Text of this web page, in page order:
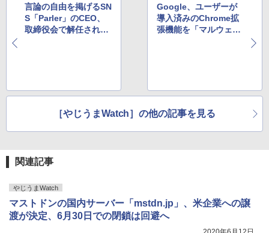
言論の自由を掲げるSN
S「Parler」のCEO、
取締役会で解任され
Google、ユーザーが
導入済みのChrome拡
張機能を「マルウェア
［やじうまWatch］の他の記事を見る
関連記事
やじうまWatch
マストドンの国内サーバー「mstdn.jp」、米企業への譲
渡が決定、6月30日での閉鎖は回避へ